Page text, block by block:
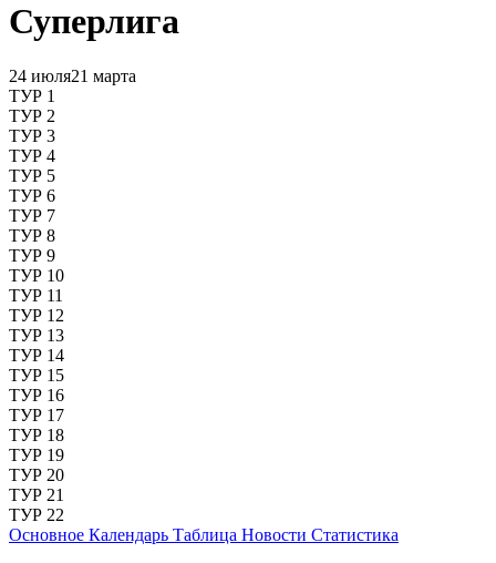
Суперлига
24 июля21 марта
ТУР 1
ТУР 2
ТУР 3
ТУР 4
ТУР 5
ТУР 6
ТУР 7
ТУР 8
ТУР 9
ТУР 10
ТУР 11
ТУР 12
ТУР 13
ТУР 14
ТУР 15
ТУР 16
ТУР 17
ТУР 18
ТУР 19
ТУР 20
ТУР 21
ТУР 22
Основное Календарь Таблица Новости Статистика